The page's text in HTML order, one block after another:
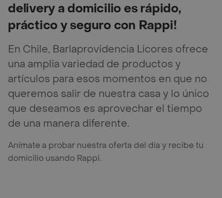
delivery a domicilio es rápido,
práctico y seguro con Rappi!
En Chile, Barlaprovidencia Licores ofrece
una amplia variedad de productos y
artículos para esos momentos en que no
queremos salir de nuestra casa y lo único
que deseamos es aprovechar el tiempo
de una manera diferente.
Anímate a probar nuestra oferta del día y recibe tu
domicilio usando Rappi.